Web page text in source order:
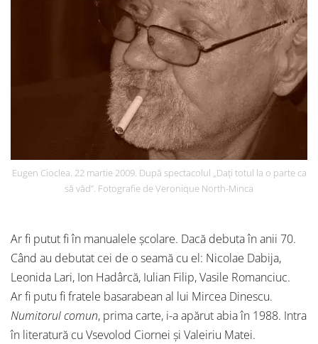
Eugen Cioclea. 22 martie 2009. După spectacolul „Dați totul la o parte ca
să văd”. Fotografie de Veronique North-Minca
Ar fi putut fi în manualele școlare. Dacă debuta în anii 70.
Când au debutat cei de o seamă cu el: Nicolae Dabija,
Leonida Lari, Ion Hadârcă, Iulian Filip, Vasile Romanciuc.
Ar fi putu fi fratele basarabean al lui Mircea Dinescu.
Numitorul comun, prima carte, i-a apărut abia în 1988. Intra
în literatură cu Vsevolod Ciornei și Valeiriu Matei.